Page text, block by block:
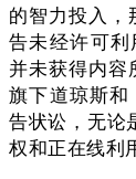
的智力投入，
告未经许可
并未获得内容
旗下道琼斯
告状讼，无论
权和正在线利